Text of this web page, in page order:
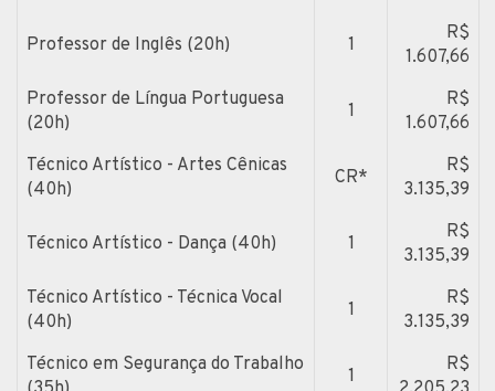
Professor de Inglês (20h) 1
R$
1.607,66
Professor de Língua Portuguesa
(20h)
1
R$
1.607,66
Técnico Artístico - Artes Cênicas
(40h)
CR*
R$
3.135,39
Técnico Artístico - Dança (40h) 1
R$
3.135,39
Técnico Artístico - Técnica Vocal
(40h)
1
R$
3.135,39
Técnico em Segurança do Trabalho
1
R$